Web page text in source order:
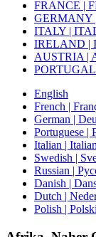
FRANCE |
GERMANY
ITALY |
IRELAND |
AUSTRIA |
English
French |
German |
Portuguese |
Italian |
Swedish |
Russian |
Danish |
Dutch |
Polish | Polski